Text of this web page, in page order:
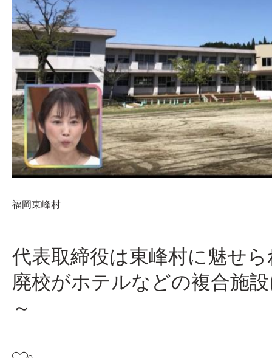
福岡東峰村
代表取締役は東峰村に魅せ
廃校がホテルなどの複合施
～